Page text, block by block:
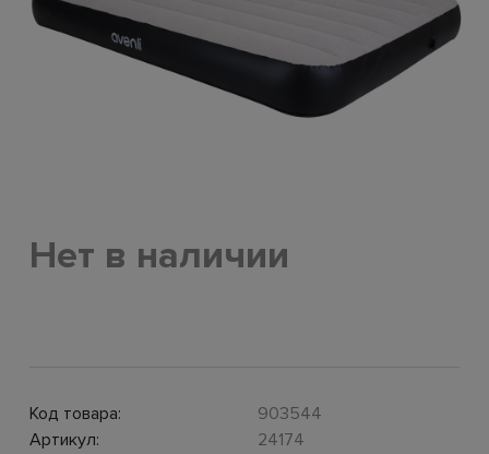
Нет в наличии
Код товара:
903544
Артикул:
24174